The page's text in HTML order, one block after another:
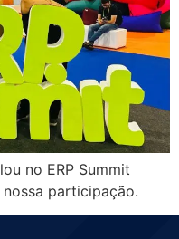
no ERP Summit
participação.